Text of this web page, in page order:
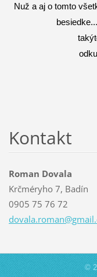
Nuž a aj o tomto
Kontakt
Roman Dovala
Krčméryho 7, Badín
0905 75 76 72
dovala.roman@gma
©